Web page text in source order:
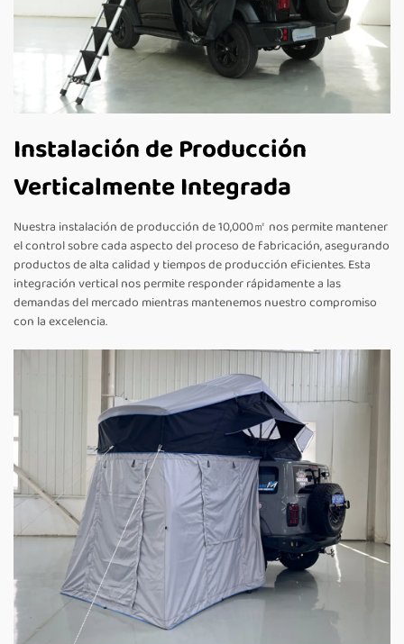
Instalación de Producción
Verticalmente Integrada
Nuestra instalación de producción de 10,000㎡ nos permite mantener
el control sobre cada aspecto del proceso de fabricación, asegurando
productos de alta calidad y tiempos de producción eficientes. Esta
integración vertical nos permite responder rápidamente a las
demandas del mercado mientras mantenemos nuestro compromiso
con la excelencia.